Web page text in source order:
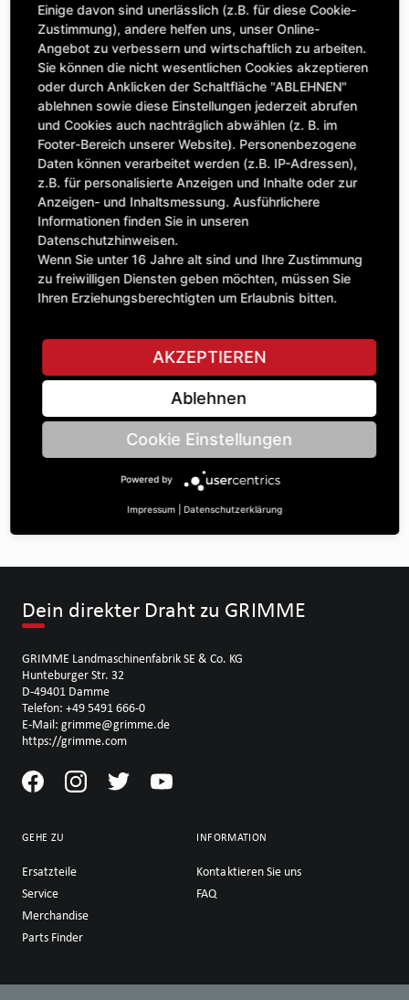
Maschine auswählen, um Kompatibilität zu sehen
MASCHINE AUSWÄHLEN
CLICK & COLLECT
Bestellungen bei Deinem bevorzugten Standort abholen
195,40 £
exkl. MwSt.
Anzahl
IN DEN WARENKORB
KETTENRÄdeR ZWEIFACH UNGLEICH ¾“ | Zähnezahl A:
29/26 | BohrungsØ B: 35 | Länge C: 40 |
Dein direkter Draht zu GRIMME
GRIMME Landmaschinenfabrik SE & Co. KG
Hunteburger Str. 32
D-49401 Damme
Telefon: +49 5491 666-0
E-Mail: grimme@grimme.de
https://grimme.com
GEHE ZU
Ersatzteile
Service
Merchandise
Parts Finder
INFORMATION
Kontaktieren Sie uns
FAQ
Einige davon sind unerlässlich (z.B. für diese Cookie-
Zustimmung), andere helfen uns, unser Online-
Angebot zu verbessern und wirtschaftlich zu arbeiten.
Sie können die nicht wesentlichen Cookies akzeptieren
oder durch Anklicken der Schaltfläche "ABLEHNEN"
ablehnen sowie diese Einstellungen jederzeit abrufen
und Cookies auch nachträglich abwählen (z. B. im
Footer-Bereich unserer Website). Personenbezogene
Daten können verarbeitet werden (z.B. IP-Adressen),
z.B. für personalisierte Anzeigen und Inhalte oder zur
Anzeigen- und Inhaltsmessung. Ausführlichere
Informationen finden Sie in unseren
Datenschutzhinweisen.
Wenn Sie unter 16 Jahre alt sind und Ihre Zustimmung
zu freiwilligen Diensten geben möchten, müssen Sie
Ihren Erziehungsberechtigten um Erlaubnis bitten.
AKZEPTIEREN
Ablehnen
Cookie Einstellungen
Powered by
Impressum Datenschutzerklärung